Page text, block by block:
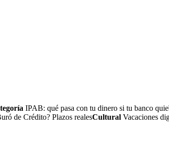
IPAB: qué pasa con tu dinero si tu banco
de Crédito? Plazos realesCultural Vacaciones